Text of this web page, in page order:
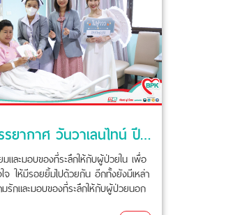
ประมวลภาพบรรยากาศ วันวาเลนไทน์ ปี2567
มและมอบของที่ระลึกให้กับผู้ป่วยใน เพื่อ
จ ให้มีรอยยิ้มไปด้วยกัน อีกทั้งยังมีเหล่า
รักและมอบของที่ระลึกให้กับผู้ป่วยนอก